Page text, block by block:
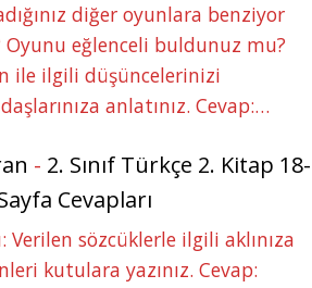
diğer oyunlara benziyor
Oyunu eğlenceli buldunuz mu?
ile ilgili düşüncelerinizi
anlatınız. Cevap:…
- 2. Sınıf Türkçe 2. Kitap 18-
Cevapları
Verilen sözcüklerle ilgili aklınıza
kutulara yazınız. Cevap: